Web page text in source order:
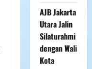
AJB Jakarta
Utara Jalin
Silaturahmi
dengan Wali
Kota